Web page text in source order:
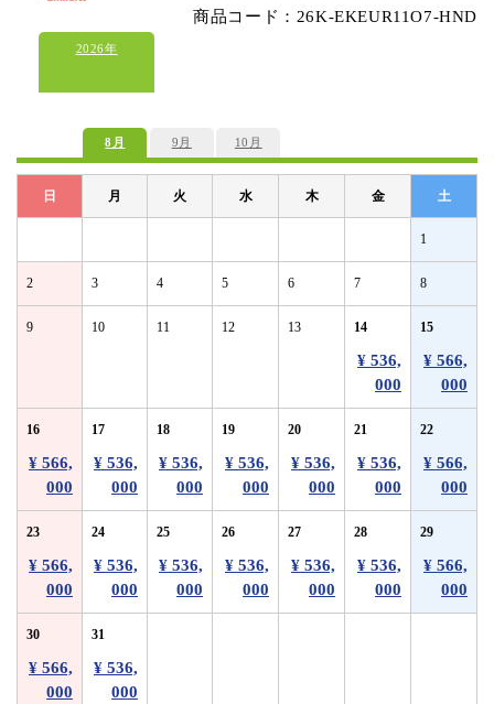
商品コード：26K-EKEUR11O7-HND
2026年
8月 9月 10月
日 月 火 水 木 金 土
1
2 3 4 5 6 7 8
9 10 11 12 13 14
¥ 536,
000
15
¥ 566,
000
16
¥ 566,
000
17
¥ 536,
000
18
¥ 536,
000
19
¥ 536,
000
20
¥ 536,
000
21
¥ 536,
000
22
¥ 566,
000
23
¥ 566,
000
24
¥ 536,
000
25
¥ 536,
000
26
¥ 536,
000
27
¥ 536,
000
28
¥ 536,
000
29
¥ 566,
000
30
¥ 566,
000
31
¥ 536,
000